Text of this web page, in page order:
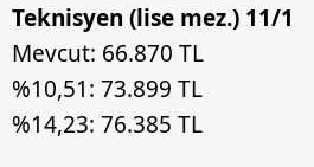
Teknisyen (lise mez.) 11/1
Mevcut: 66.870 TL
%10,51: 73.899 TL
%14,23: 76.385 TL